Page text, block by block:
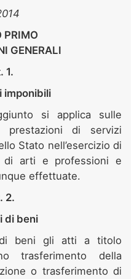
PRIMO
GENERALI
1.
imponibili
si applica sulle
di servizi
Stato nell’esercizio di
di arti e professioni e
effettuate.
2.
di beni
di beni gli atti a titolo
trasferimento della
o trasferimento di